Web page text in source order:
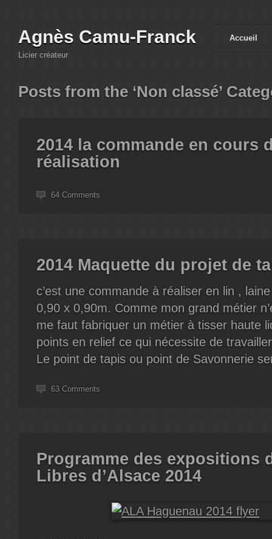
Agnès Camu-Franck
Licier créateur
Accueil
Posts from the ‘Non classé’
2014 la commande en cours
réalisation
64 Comments
2014 Maquette du projet de
c’est une commande à réaliser en lin ,
0,90 x 0,90m. Comme mon grand métier
me faut fabriquer un métier à tisser haute
points en relief ce qui nécessite de
Le point de tapis ou point de Savonnerie
63 Comments
Programme des expositions
Libres d’Alsace 2014